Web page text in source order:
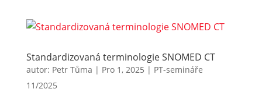
Standardizovaná terminologie SNOMED CT
autor: Petr Tůma | Pro 1, 2025 | PT-semináře
11/2025